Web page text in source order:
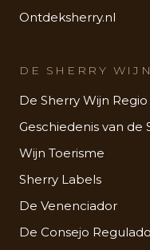
Ontdeksherry.nl
DE SHERRY
De Sherry Wijn Regio
Geschiedenis van de
Wijn Toerisme
Sherry Labels
De Venenciador
De Consejo